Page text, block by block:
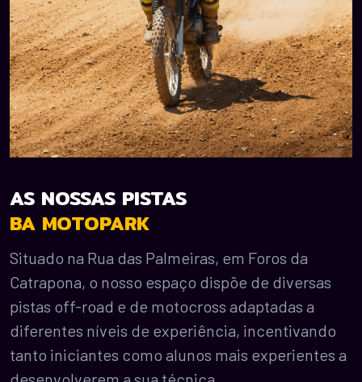
AS NOSSAS PISTAS
BA MOTOPARK
Situado na Rua das Palmeiras, em Foros da
Catrapona, o nosso espaço dispõe de diversas
pistas off-road e de motocross adaptadas a
diferentes níveis de experiência, incentivando
tanto iniciantes como alunos mais experientes a